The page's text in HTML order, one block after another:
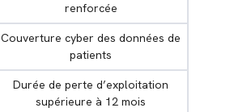
renforcée
Couverture cyber des données de
patients
Durée de perte d’exploitation
supérieure à 12 mois